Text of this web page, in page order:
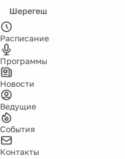
Шерегеш
Расписание
Программы
Новости
Ведущие
События
Контакты